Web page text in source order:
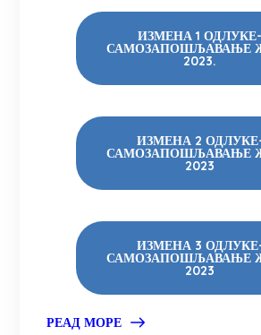
ИЗМЕНА 1 ОДЛУКЕ-
САМОЗАПОШЉАВАЊЕ
2023.
ИЗМЕНА 2
САМОЗАПОШЉАВАЊЕ
2023
ИЗМЕНА 3
САМОЗАПОШЉАВАЊЕ
2023
РЕАД МОРЕ